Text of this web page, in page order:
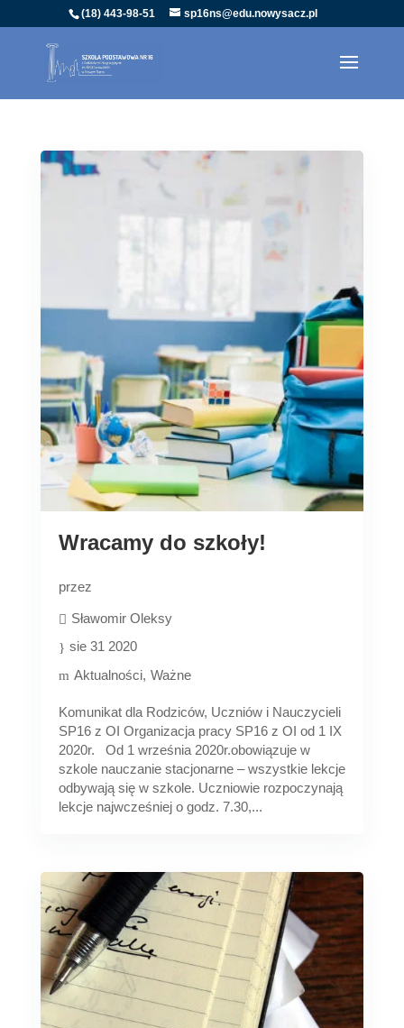
(18) 443-98-51 sp16ns@edu.nowysacz.pl
Wracamy do szkoły!
przez
Sławomir Oleksy
sie 31 2020
Aktualności Ważne
Komunikat dla Rodziców, Uczniów i Nauczycieli
SP16 z OI Organizacja pracy SP16 z OI od 1 IX
2020r. Od 1 września 2020r.obowiązuje w
szkole nauczanie stacjonarne – wszystkie lekcje
odbywają się w szkole. Uczniowie rozpoczynają
lekcje najwcześniej o godz. 7.30,...